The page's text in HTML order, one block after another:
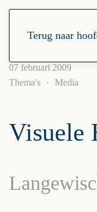
Terug naar
07 februari 2009
Thema's
Media
Visuele